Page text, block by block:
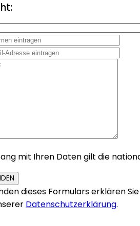
field empty.
mit Ihren Daten gilt die
dieses Formulars erklären
Datenschutzerklärung.